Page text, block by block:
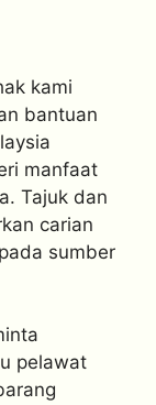
kami
bantuan
manfaat
Tajuk dan
carian
sumber
pelawat